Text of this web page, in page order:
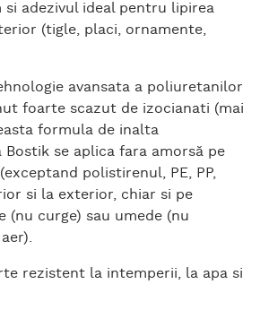
si adezivul ideal pentru lipirea
(tigle, placi, ornamente,
avansata a poliuretanilor
foarte scazut de izocianati (mai
formula de inalta
se aplica fara amorsă pe
polistirenul, PE, PP,
si la exterior, chiar si pe
(nu curge) sau umede (nu
rezistent la intemperii, la apa si